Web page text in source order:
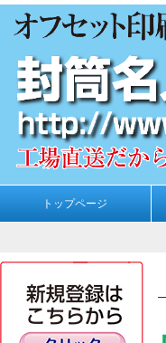
トップページ